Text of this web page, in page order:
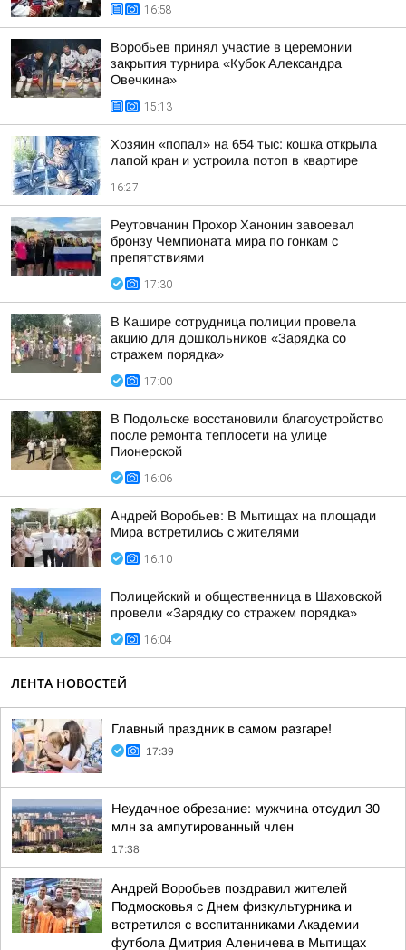
16:58
Воробьев принял участие в церемонии
закрытия турнира «Кубок Александра
Овечкина»
15:13
Хозяин «попал» на 654 тыс: кошка открыла
лапой кран и устроила потоп в квартире
16:27
Реутовчанин Прохор Ханонин завоевал
бронзу Чемпионата мира по гонкам с
препятствиями
17:30
В Кашире сотрудница полиции провела
акцию для дошкольников «Зарядка со
стражем порядка»
17:00
В Подольске восстановили благоустройство
после ремонта теплосети на улице
Пионерской
16:06
Андрей Воробьев: В Мытищах на площади
Мира встретились с жителями
16:10
Полицейский и общественница в Шаховской
провели «Зарядку со стражем порядка»
16:04
ЛЕНТА НОВОСТЕЙ
Главный праздник в самом разгаре!
17:39
Неудачное обрезание: мужчина отсудил 30
млн за ампутированный член
17:38
Андрей Воробьев поздравил жителей
Подмосковья с Днем физкультурника и
встретился с воспитанниками Академии
футбола Дмитрия Аленичева в Мытищах